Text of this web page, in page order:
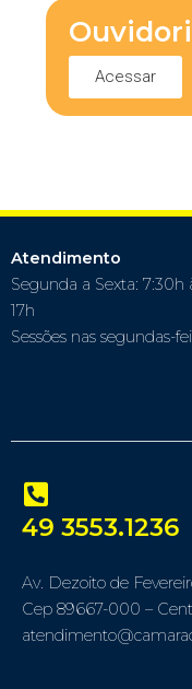
Acessar
Atendimento
Segunda a Sexta: 7:30h
17h
Sessões nas segundas-
49 3553.1236
Av. Dezoito de
Cep 89667-000 –